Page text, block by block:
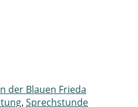
der Blauen Frieda
, Sprechstunde